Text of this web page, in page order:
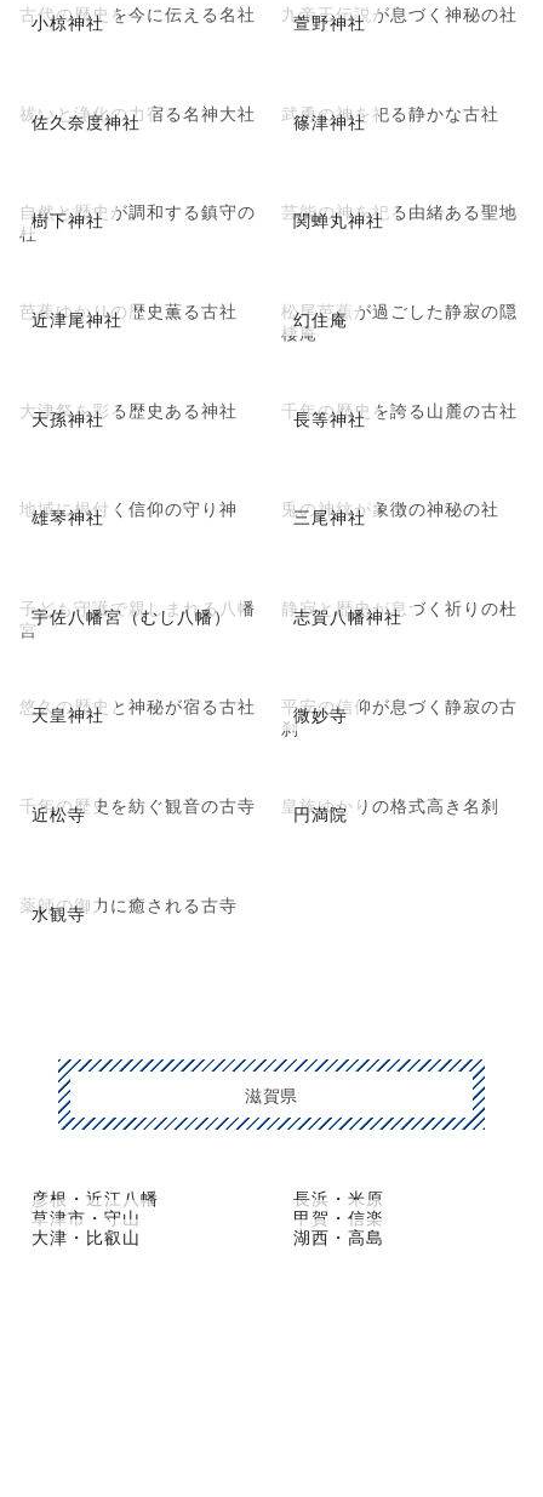
小椋神社
古代の歴史を今に伝える名社 萱野神社
九帝王伝説が息づく神秘の社
佐久奈度神社
祓いと浄化の力宿る名神大社 篠津神社
武勇の神を祀る静かな古社
樹下神社
自然と歴史が調和する鎮守の
杜
関蝉丸神社
芸能の神を祀る由緒ある聖地
近津尾神社
芭蕉ゆかりの歴史薫る古社 幻住庵
松尾芭蕉が過ごした静寂の隠
棲庵
天孫神社
大津祭を彩る歴史ある神社 長等神社
千年の歴史を誇る山麓の古社
雄琴神社
地域に根付く信仰の守り神 三尾神社
兎の神紋が象徴の神秘の社
宇佐八幡宮（むし八幡）
子ども守護で親しまれる八幡
宮
志賀八幡神社
静寂と歴史が息づく祈りの杜
天皇神社
悠久の歴史と神秘が宿る古社 微妙寺
平安の信仰が息づく静寂の古
刹
近松寺
千年の歴史を紡ぐ観音の古寺 円満院
皇族ゆかりの格式高き名刹
水観寺
薬師の御力に癒される古寺
滋賀県
彦根・近江八幡
長浜・米原
草津市・守山
甲賀・信楽
大津・比叡山
湖西・高島